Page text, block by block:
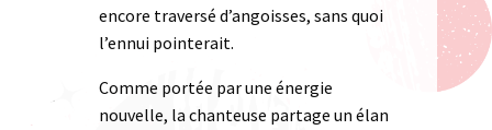
encore traversé d’angoisses, sans quoi
l’ennui pointerait.
Comme portée par une énergie
nouvelle, la chanteuse partage un élan